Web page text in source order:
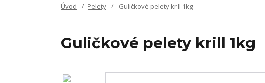
Úvod Pelety Guličkové pelety krill 1kg
Guličkové pelety krill 1kg